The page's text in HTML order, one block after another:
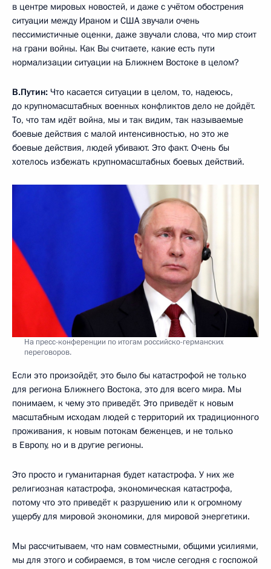
в центре мировых новостей, и даже с учётом обострения
ситуации между Ираном и США звучали очень
пессимистичные оценки, даже звучали слова, что мир стоит
на грани войны. Как Вы считаете, какие есть пути
нормализации ситуации на Ближнем Востоке в целом?
В.Путин: Что касается ситуации в целом, то, надеюсь,
до крупномасштабных военных конфликтов дело не дойдёт.
То, что там идёт война, мы и так видим, так называемые
боевые действия с малой интенсивностью, но это же
боевые действия, людей убивают. Это факт. Очень бы
хотелось избежать крупномасштабных боевых действий.
На пресс-конференции по итогам российско-германских
переговоров.
Если это произойдёт, это было бы катастрофой не только
для региона Ближнего Востока, это для всего мира. Мы
понимаем, к чему это приведёт. Это приведёт к новым
масштабным исходам людей с территорий их традиционного
проживания, к новым потокам беженцев, и не только
в Европу, но и в другие регионы.
Это просто и гуманитарная будет катастрофа. У них же
религиозная катастрофа, экономическая катастрофа,
потому что это приведёт к разрушению или к огромному
ущербу для мировой экономики, для мировой энергетики.
Мы рассчитываем, что нам совместными, общими усилиями,
мы для этого и собираемся, в том числе сегодня с госпожой